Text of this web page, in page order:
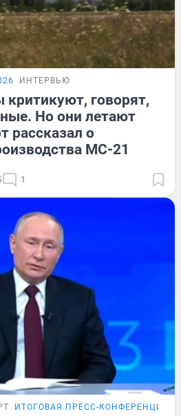
ИНТЕРВЬЮ
говорят,
Но они летают
рассказал о
МС-21
1
ИТОГОВАЯ ПРЕСС-КОНФЕРЕНЦИЯ